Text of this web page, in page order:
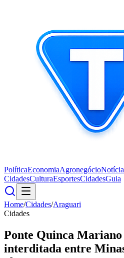
PolíticaEconomiaAgronegócio
CidadesCulturaEsportesCidadesGuia
Home/Cidades/Araguari
Cidades
Ponte Quinca
interditada entre